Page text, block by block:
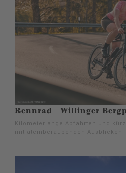
Rennrad - Willinger
Kilometerlange Abfahrten und
mit atemberaubenden Ausblicken